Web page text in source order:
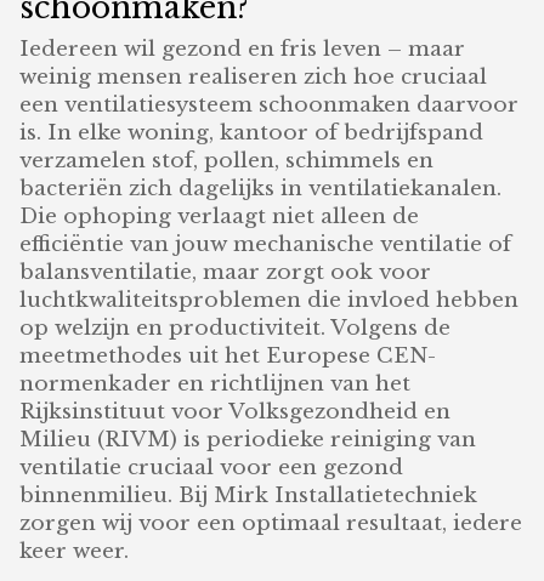
schoonmaken?
Iedereen wil gezond en fris leven – maar
weinig mensen realiseren zich hoe cruciaal
een ventilatiesysteem schoonmaken daarvoor
is. In elke woning, kantoor of bedrijfspand
verzamelen stof, pollen, schimmels en
bacteriën zich dagelijks in ventilatiekanalen.
Die ophoping verlaagt niet alleen de
efficiëntie van jouw mechanische ventilatie of
balansventilatie, maar zorgt ook voor
luchtkwaliteitsproblemen die invloed hebben
op welzijn en productiviteit. Volgens de
meetmethodes uit het Europese CEN-
normenkader en richtlijnen van het
Rijksinstituut voor Volksgezondheid en
Milieu (RIVM) is periodieke reiniging van
ventilatie cruciaal voor een gezond
binnenmilieu. Bij Mirk Installatietechniek
zorgen wij voor een optimaal resultaat, iedere
keer weer.